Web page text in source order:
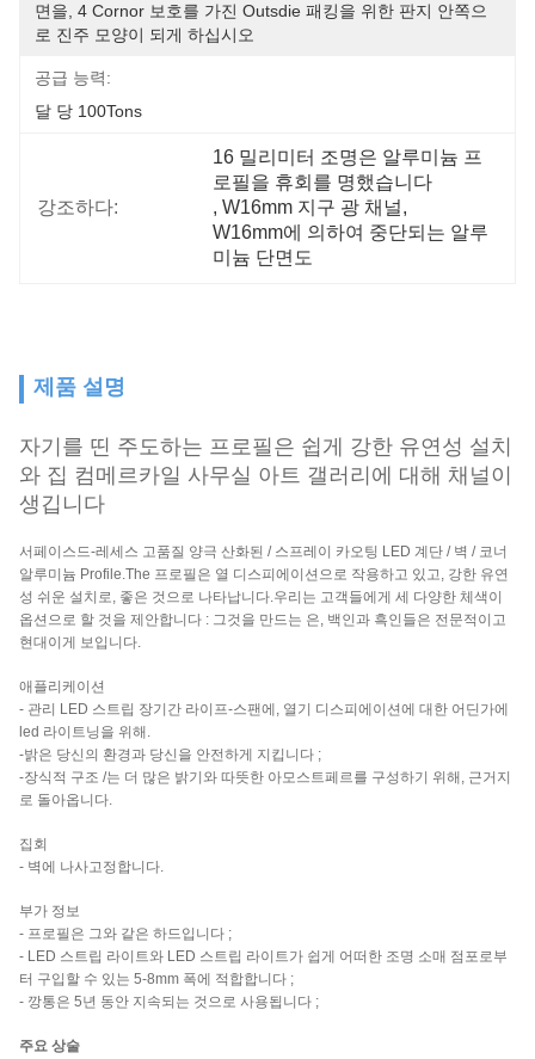
면을, 4 Cornor 보호를 가진 Outsdie 패킹을 위한 판지 안쪽으
로 진주 모양이 되게 하십시오
공급 능력:
달 당 100Tons
강조하다:
16 밀리미터 조명은 알루미늄 프
로필을 휴회를 명했습니다
, W16mm 지구 광 채널,
W16mm에 의하여 중단되는 알루
미늄 단면도
제품 설명
자기를 띤 주도하는 프로필은 쉽게 강한 유연성 설치
와 집 컴메르카일 사무실 아트 갤러리에 대해 채널이
생깁니다
서페이스드-레세스 고품질 양극 산화된 / 스프레이 카오팅 LED 계단 / 벽 / 코너
알루미늄 Profile.The 프로필은 열 디스피에이션으로 작용하고 있고, 강한 유연
성 쉬운 설치로, 좋은 것으로 나타납니다.우리는 고객들에게 세 다양한 체색이
옵션으로 할 것을 제안합니다 : 그것을 만드는 은, 백인과 흑인들은 전문적이고
현대이게 보입니다.
애플리케이션
- 관리 LED 스트립 장기간 라이프-스팬에, 열기 디스피에이션에 대한 어딘가에
led 라이트닝을 위해.
-밝은 당신의 환경과 당신을 안전하게 지킵니다 ;
-장식적 구조 /는 더 많은 밝기와 따뜻한 아모스트페르를 구성하기 위해, 근거지
로 돌아옵니다.
집회
- 벽에 나사고정합니다.
부가 정보
- 프로필은 그와 같은 하드입니다 ;
- LED 스트립 라이트와 LED 스트립 라이트가 쉽게 어떠한 조명 소매 점포로부
터 구입할 수 있는 5-8mm 폭에 적합합니다 ;
- 깡통은 5년 동안 지속되는 것으로 사용됩니다 ;
주요 상술